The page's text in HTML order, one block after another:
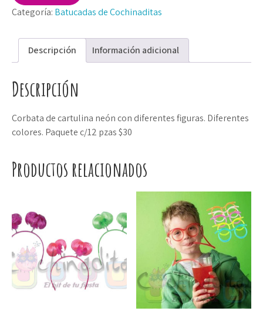
Categoría: Batucadas de Cochinaditas
Descripción Información adicional
Descripción
Corbata de cartulina neón con diferentes figuras. Diferentes
colores. Paquete c/12 pzas $30
Productos relacionados